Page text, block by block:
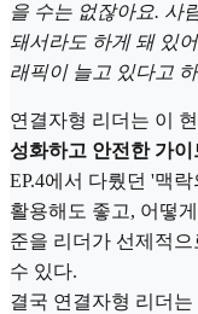
을 수는 없잖아요. 사
돼서라도 하게 돼 있
래픽이 늘고 있다고
연결자형 리더는 이
성화하고 안전한 가
EP.4에서 다뤘던 '맥
활용해도 좋고, 어떻
준을 리더가 선제적
수 있다.
결국 연결자형 리더